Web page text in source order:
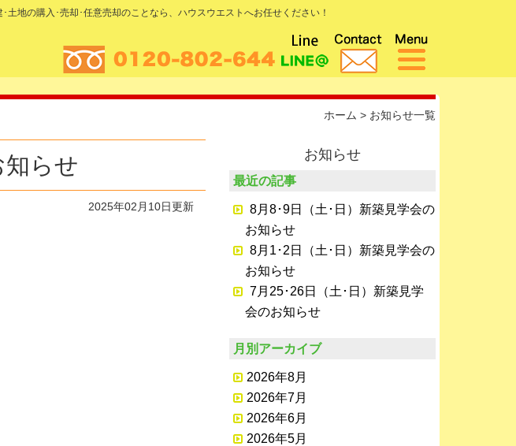
地の購入･売却･任意売却のことなら、ハウスウエストへお任せください！
ホーム > お知らせ一覧
知らせ
2025年02月10日更新
お知らせ
最近の記事
8月8･9日（土･日）新築見学会の
お知らせ
8月1･2日（土･日）新築見学会の
お知らせ
7月25･26日（土･日）新築見学
会のお知らせ
月別アーカイブ
2026年8月
2026年7月
2026年6月
2026年5月